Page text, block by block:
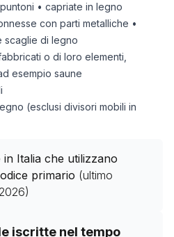
• capriate in legno
con parti metalliche •
scaglie di legno
o di loro elementi,
esempio saune
(esclusi divisori mobili in
in legno
(esclusi stand per convegni e
attività:
in Italia che utilizzano
primario (ultimo
)
iscritte nel tempo
con codice ATECO